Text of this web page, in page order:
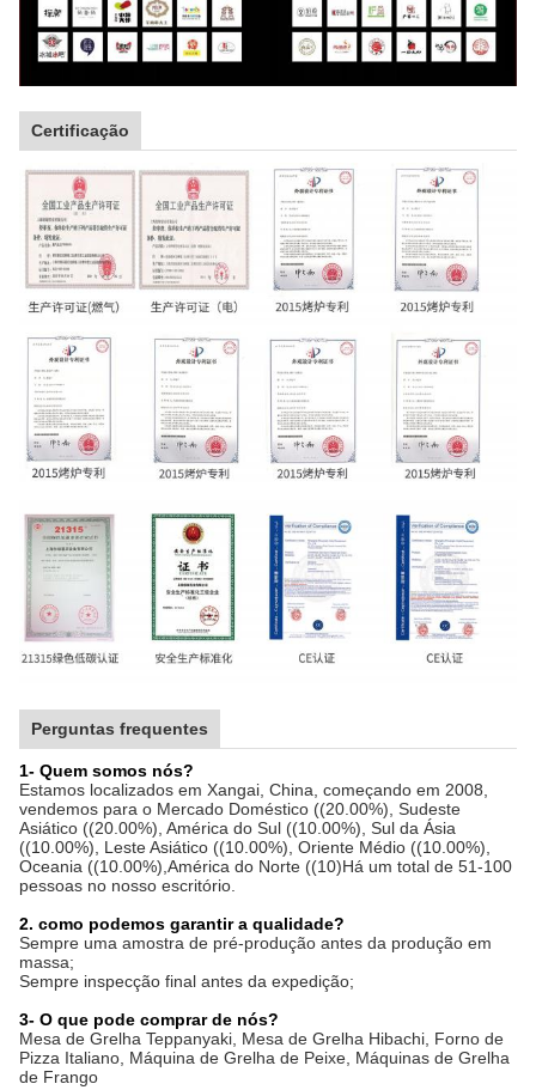
Certificação
Perguntas frequentes
1- Quem somos nós?
Estamos localizados em Xangai, China, começando em 2008,
vendemos para o Mercado Doméstico ((20.00%), Sudeste
Asiático ((20.00%), América do Sul ((10.00%), Sul da Ásia
((10.00%), Leste Asiático ((10.00%), Oriente Médio ((10.00%),
Oceania ((10.00%),América do Norte ((10)Há um total de 51-100
pessoas no nosso escritório.
2. como podemos garantir a qualidade?
Sempre uma amostra de pré-produção antes da produção em
massa;
Sempre inspecção final antes da expedição;
3- O que pode comprar de nós?
Mesa de Grelha Teppanyaki, Mesa de Grelha Hibachi, Forno de
Pizza Italiano, Máquina de Grelha de Peixe, Máquinas de Grelha
de Frango